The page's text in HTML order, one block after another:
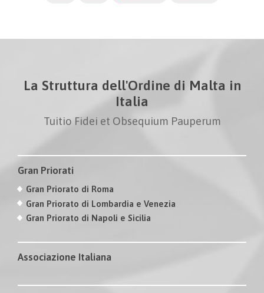
La Struttura dell'Ordine di Malta in
Italia
Tuitio Fidei et Obsequium Pauperum
Gran Priorati
Gran Priorato di Roma
Gran Priorato di Lombardia e Venezia
Gran Priorato di Napoli e Sicilia
Associazione Italiana